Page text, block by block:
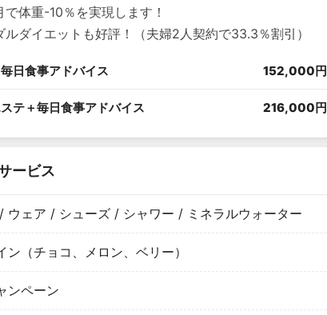
で体重-10％を実現します！
ルダイエットも好評！（夫婦2人契約で33.3％割引）
日食事アドバイス 152,000円
テ＋毎日食事アドバイス 216,000円
ービス
ウェア / シューズ / シャワー / ミネラルウォーター
ン（チョコ、メロン、ベリー）
ンペーン